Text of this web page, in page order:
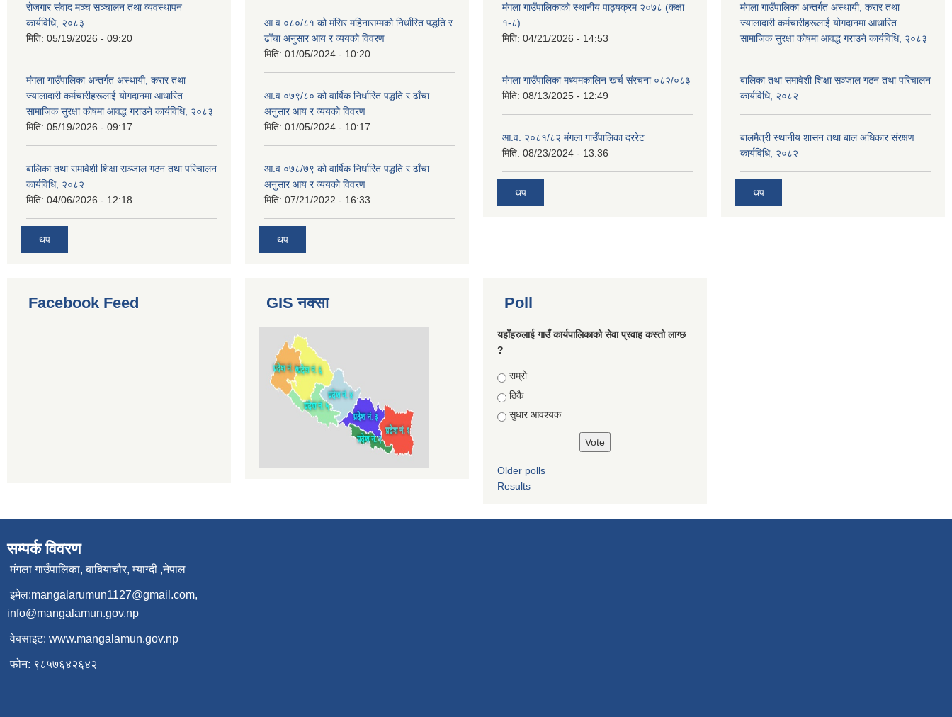
रोजगार संवाद मञ्च सञ्चालन तथा व्यवस्थापन
कार्यविधि, २०८३
मिति: 05/19/2026 - 09:20
मंगला गाउँपालिका अन्तर्गत अस्थायी, करार तथा
ज्यालादारी कर्मचारीहरूलाई योगदानमा आधारित
सामाजिक सुरक्षा कोषमा आवद्ध गराउने कार्यविधि, २०८३
मिति: 05/19/2026 - 09:17
बालिका तथा समावेशी शिक्षा सञ्जाल गठन तथा परिचालन
कार्यविधि, २०८२
मिति: 04/06/2026 - 12:18
थप
आ.व ०८०/८१ को मंसिर महिनासम्मको निर्धारित पद्धति र
ढाँचा अनुसार आय र व्ययको विवरण
मिति: 01/05/2024 - 10:20
आ.व ०७९/८० को वार्षिक निर्धारित पद्धति र ढाँचा
अनुसार आय र व्ययको विवरण
मिति: 01/05/2024 - 10:17
आ.व ०७८/७९ को वार्षिक निर्धारित पद्धति र ढाँचा
अनुसार आय र व्ययको विवरण
मिति: 07/21/2022 - 16:33
थप
मंगला गाउँपालिकाको स्थानीय पाठ्यक्रम २०७८ (कक्षा
१-८)
मिति: 04/21/2026 - 14:53
मंगला गाउँपालिका मध्यमकालिन खर्च संरचना ०८२/०८३
मिति: 08/13/2025 - 12:49
आ.व. २०८१/८२ मंगला गाउँपालिका दररेट
मिति: 08/23/2024 - 13:36
थप
मंगला गाउँपालिका अन्तर्गत अस्थायी, करार तथा
ज्यालादारी कर्मचारीहरूलाई योगदानमा आधारित
सामाजिक सुरक्षा कोषमा आवद्ध गराउने कार्यविधि, २०८३
बालिका तथा समावेशी शिक्षा सञ्जाल गठन तथा परिचालन
कार्यविधि, २०८२
बालमैत्री स्थानीय शासन तथा बाल अधिकार संरक्षण
कार्यविधि, २०८२
थप
Facebook Feed GIS नक्सा Poll
यहाँहरुलाई गाउँ कार्यपालिकाको सेवा प्रवाह कस्तो लाग्छ
?
Choices
राम्रो
ठिकै
सुधार आवश्यक
Older polls
Results
सम्पर्क विवरण
मंगला गाउँपालिका, बाबियाचौर, म्याग्दी ,नेपाल
इमेल:mangalarumun1127@gmail.com,
info@mangalamun.gov.np
वेबसाइट: www.mangalamun.gov.np
फोन: ९८५७६४२६४२